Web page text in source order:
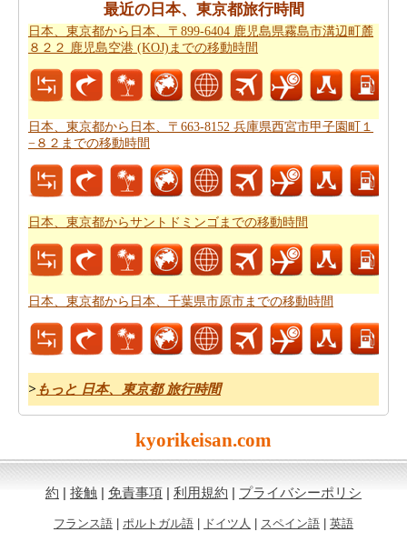
010-1211 秋田県秋田市雄和椿川山籠４９ 秋田空港 (AXT)
までの飛行距離確認してください。
日本、東京都から日本、〒010-1211 秋田県秋田市雄和椿
川山籠４９ 秋田空港 (AXT)までの旅行 する方法について
は、旅行の要約を取得します。
はできません。あなたは飛行機で行く方が良いかもしれ
ません。日本、東京都から日本、〒010-1211 秋田県秋田
市雄和椿川山籠４９ 秋田空港 (AXT)までの飛行時間
らいます。
新しい場所に行くの後、あなたの目的地へのルートを知
ることが重要です。場合はルートを認識していません、
あなたは日本、東京都から日本、〒010-1211 秋田県秋田
市雄和椿川山籠４９ 秋田空港 (AXT)までの道路ルートプ
燃料費は、道路の旅行を計画する際に考慮すべきもう一
010-1211 秋田県秋田市雄和椿川山籠４９ 秋田空港 (AXT)
までの旅行の費用をしたいですか。
最近の日本、東京都旅行時間
日本、東京都から日本、〒899-6404 鹿児島県霧島市溝辺町麓
８２２ 鹿児島空港 (KOJ)までの移動時間
日本、東京都から日本、〒663-8152 兵庫県西宮市甲子園町１
−８２までの移動時間
日本、東京都からサントドミンゴまでの移動時間
日本、東京都から日本、千葉県市原市までの移動時間
> もっと 日本、東京都 旅行時間
kyorikeisan.com
約 | 接触 | 免責事項 | 利用規約 | プライバシーポリシ
フランス語 | ポルトガル語 | ドイツ人 | スペイン語 | 英語